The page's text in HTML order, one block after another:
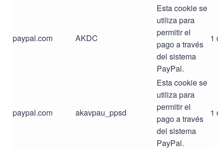
paypal.com AKDC
Esta cookie se
utiliza para
permitir el
pago a través
del sistema
PayPal.
1
paypal.com akavpau_ppsd
Esta cookie se
utiliza para
permitir el
pago a través
del sistema
PayPal.
1